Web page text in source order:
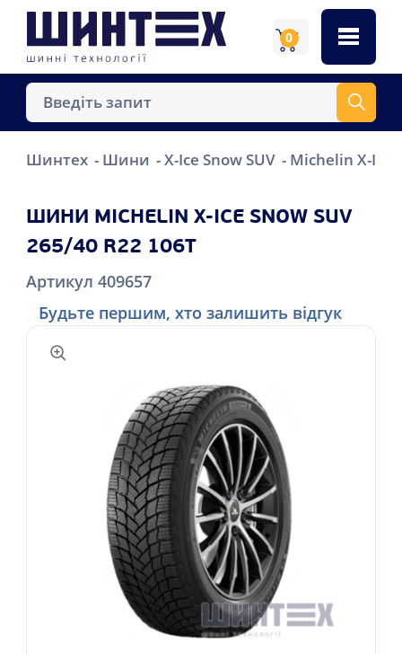
0
Шинтех Шини X-Ice Snow SUV Michelin X-Ice
ШИНИ MICHELIN X-ICE SNOW SUV
265/40 R22 106T
Артикул 409657
Будьте першим, хто залишить відгук